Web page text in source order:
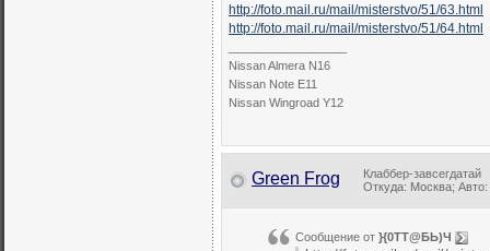
http://foto.mail.ru/mail/misterstvo/51/63.html
http://foto.mail.ru/mail/misterstvo/51/64.html
Nissan Almera N16
Nissan Note E11
Nissan Wingroad Y12
Green Frog
Клаббер-завсегдатай
Откуда: Москва;
Сообщение от }{0TT@БЬ)Ч